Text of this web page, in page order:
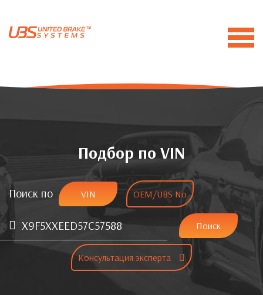
Подбор по VIN
Поиск по VIN OEM/UBS No
Поиск
Консультация эксперта